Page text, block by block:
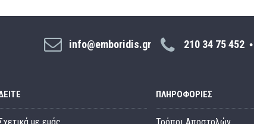
info@emboridis.gr 210 34 75 452
ΠΛΗΡΟΦΟΡΊΕΣ